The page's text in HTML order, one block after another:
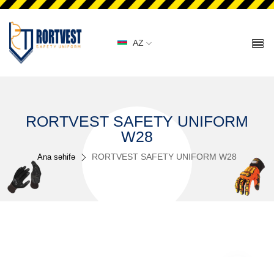
AZ
RORTVEST SAFETY UNIFORM
W28
Ana səhifə RORTVEST SAFETY UNIFORM W28